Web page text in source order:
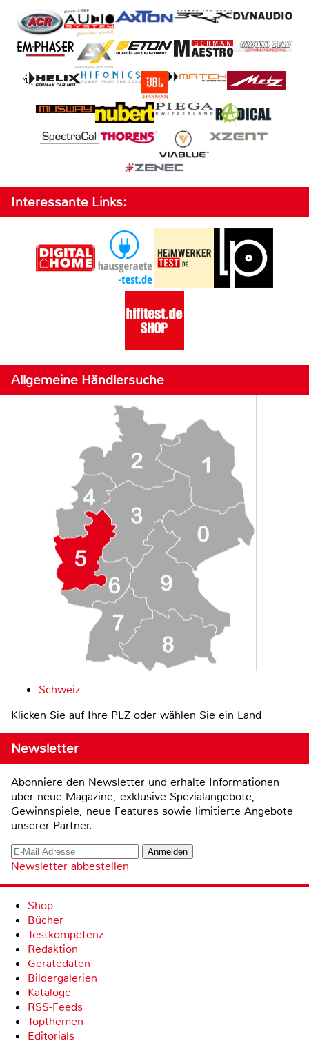
Interessante Links:
Allgemeine Händlersuche
Schweiz
Klicken Sie auf Ihre PLZ oder wählen Sie ein Land
Newsletter
Abonniere den Newsletter und erhalte Informationen
über neue Magazine, exklusive Spezialangebote,
Gewinnspiele, neue Features sowie limitierte Angebote
unserer Partner.
Newsletter abbestellen
Shop
Bücher
Testkompetenz
Redaktion
Gerätedaten
Bildergalerien
Kataloge
RSS-Feeds
Topthemen
Editorials